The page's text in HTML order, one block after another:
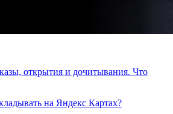
открытия и дочитывания. Что
на Яндекс Картах?